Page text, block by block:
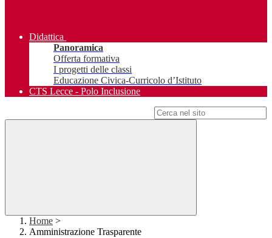
Didattica
Panoramica
Offerta formativa
I progetti delle classi
Educazione Civica-Curricolo d’Istituto
CTS Lecce - Polo Inclusione
Home >
Amministrazione Trasparente